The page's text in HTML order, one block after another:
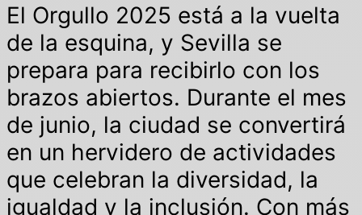
El Orgullo 2025 está a la vuelta
de la esquina, y Sevilla se
prepara para recibirlo con los
brazos abiertos. Durante el mes
de junio, la ciudad se convertirá
en un hervidero de actividades
que celebran la diversidad, la
igualdad y la inclusión. Con más